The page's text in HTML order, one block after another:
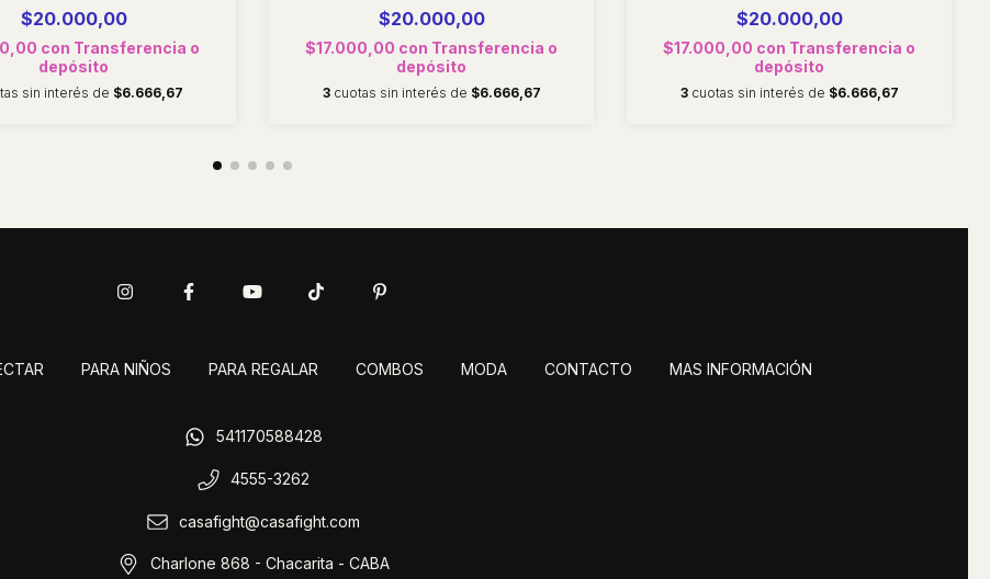
$20.000,00
con Transferencia o
depósito
sin interés de $6.666,67
$20.000,00
$17.000,00 con Transferencia o
depósito
3 cuotas sin interés de $6.666,67
$20.000,00
$17.000,00 con Transferencia o
depósito
3 cuotas sin interés de $6.666,67
PARA NIÑOS PARA REGALAR COMBOS MODA CONTACTO MAS INFORMACIÓN
541170588428
4555-3262
casafight@casafight.com
Charlone 868 - Chacarita - CABA